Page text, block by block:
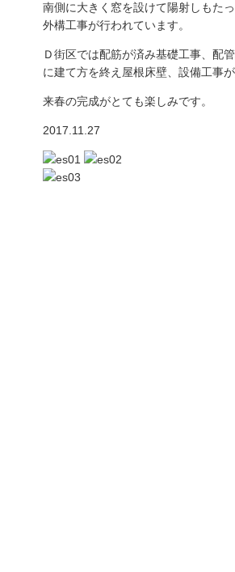
南側に大きく窓を設けて陽射しもた
外構工事が行われています。
Ｄ街区では配筋が済み基礎工事、配
に建て方を終え屋根床壁、設備工事が
来春の完成がとても楽しみです。
2017.11.27